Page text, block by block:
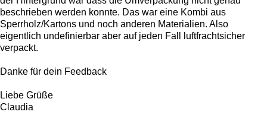
beschrieben werden konnte. Das war eine Kombi aus
Sperrholz/Kartons und noch anderen Materialien. Also
eigentlich undefinierbar aber auf jeden Fall luftfrachtsicher
verpackt.
Danke für dein Feedback
Liebe Grüße
Claudia